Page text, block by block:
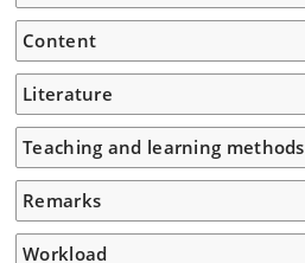
Content
Literature
Teaching and learning methods
Remarks
Workload